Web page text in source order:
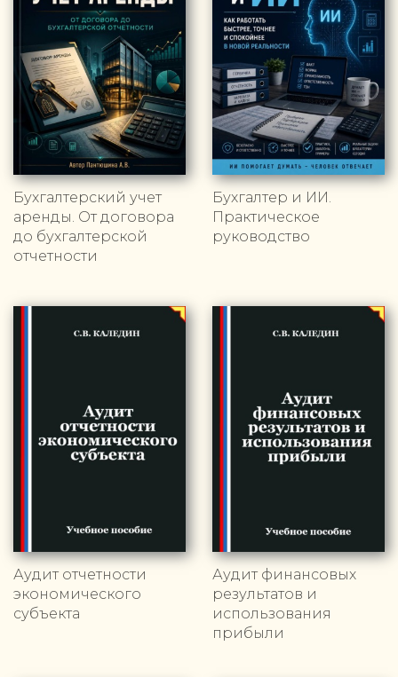
Бухгалтерский учет
аренды. От договора
до бухгалтерской
отчетности
Бухгалтер и ИИ.
Практическое
руководство
Аудит отчетности
экономического
субъекта
Аудит финансовых
результатов и
использования
прибыли